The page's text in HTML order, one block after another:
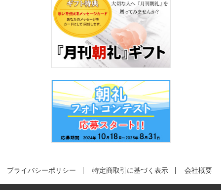
プライバシーポリシー 特定商取引に基づく表示 会社概要